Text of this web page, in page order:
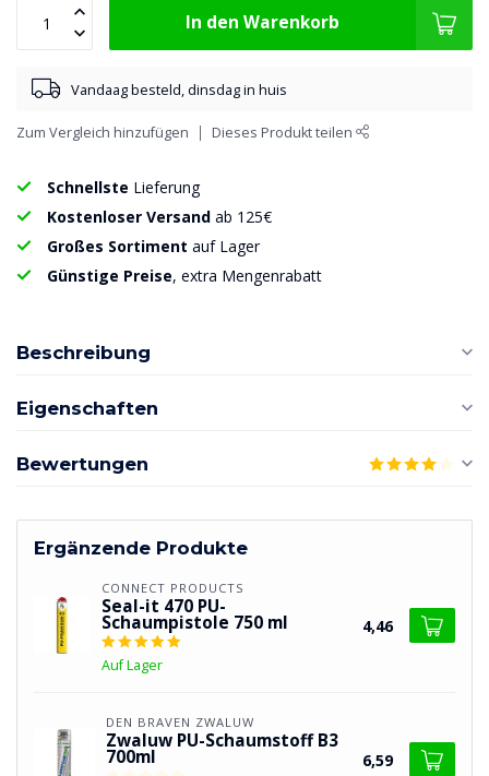
In den Warenkorb
Vandaag besteld, dinsdag in huis
Zum Vergleich hinzufügen Dieses Produkt teilen
Schnellste Lieferung
Kostenloser Versand ab 125€
Großes Sortiment auf Lager
Günstige Preise, extra Mengenrabatt
Beschreibung
Eigenschaften
Bewertungen
Ergänzende Produkte
CONNECT PRODUCTS
Seal-it 470 PU-
Schaumpistole 750 ml
Auf Lager
4,46
DEN BRAVEN ZWALUW
Zwaluw PU-Schaumstoff B3
700ml 6,59